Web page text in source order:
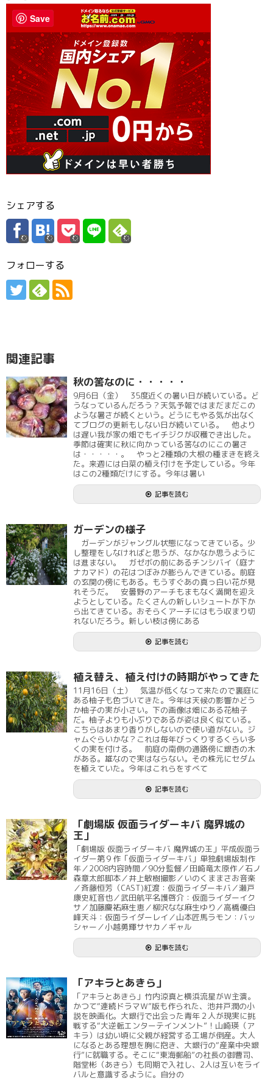
シェアする
フォローする
関連記事
秋の筈なのに・・・・・
9月6日（金） 35度近くの暑い日が続いている。ど
うなっているんだろう？天気予報ではまだまだこの
ような暑さが続くという。どうにもやる気が出なく
てブログの更新もしない日が続いている。 他より
は遅い我が家の畑でもイチジクが収穫でき出した。
季節は確実に秋に向かっている筈なのにこの暑さ
は・・・・・。 やっと2種類の大根の種まきを終え
た。来週には白菜の植え付けを予定している。今年
はこの2種類だけにする。今年は暑い
記事を読む
ガーデンの様子
ガーデンがジャングル状態になってきている。少
し整理をしなければと思うが、なかなか思うように
は進まない。 ガゼボの前にあるチンシバイ（庭ナ
ナカマド）の花はつぼみが膨らんできている。前庭
の玄関の傍にもある。もうすぐあの真っ白い花が見
れそうだ。 安曇野のアーチもまもなく満開を迎え
ようとしている。たくさんの新しいシュートが下か
ら出てきている。おそらくアーチにはもう収まり切
れないだろう。新しい枝は傍にある
記事を読む
植え替え、植え付けの時期がやってきた
11月16日（土） 気温が低くなって来たので裏庭に
ある柚子も色づいてきた。今年は天候の影響かどう
か柚子の実が小さい。下の画像は畑にある花柚子
だ。柚子よりも小ぶりであるが姿は良く似ている。
こちらはあまり香りがしないので使い道がない。ジ
ャムぐらいかな？これは毎年びっくりするくらい多
くの実を付ける。 前庭の南側の通路傍に銀杏の木
がある。雄なので実はならない。その株元にセダム
を植えていた。今年はこれらをすべて
記事を読む
「劇場版 仮面ライダーキバ 魔界城の
王」
「劇場版 仮面ライダーキバ 魔界城の王」平成仮面ラ
イダー第９作「仮面ライダーキバ」単独劇場版制作
年／2008内容時間／90分監督／田崎竜太原作／石ノ
森章太郎脚本／井上敏樹撮影／いのくままさお音楽
／斉藤恒芳（CAST)紅渡：仮面ライダーキバ／瀬戸
康史紅音也／武田航平名護啓介：仮面ライダーイク
サ／加藤慶祐麻生恵／柳沢なな麻生ゆり／高橋優白
峰天斗：仮面ライダーレイ／山本匠馬ラモン：バッ
シャー／小越勇輝サヤカ／ギャル
記事を読む
「アキラとあきら」
「アキラとあきら」竹内涼真と横浜流星がＷ主演。
かつて“連続ドラマＷ”版も作られた、池井戸潤の小
説を映画化。大銀行で出会った青年２人が現実に挑
戦する“大逆転エンターテインメント”！山崎瑛（ア
キラ）は幼い頃に父親が経営する工場が倒産。大人
になるとある理想を胸に抱き、大銀行の“産業中央銀
行”に就職する。そこに“東海郵船”の社長の御曹司、
階堂彬（あきら）も同期で入社し、2人は互いをライ
バルと意識するように。自分の
Save